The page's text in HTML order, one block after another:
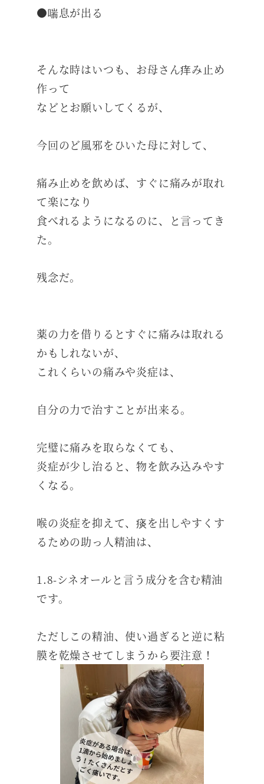
●喘息が出る
そんな時はいつも、お母さん痒み止め
作って
などとお願いしてくるが、
今回のど風邪をひいた母に対して、
痛み止めを飲めば、すぐに痛みが取れ
て楽になり
食べれるようになるのに、と言ってき
た。
残念だ。
薬の力を借りるとすぐに痛みは取れる
かもしれないが、
これくらいの痛みや炎症は、
自分の力で治すことが出来る。
完璧に痛みを取らなくても、
炎症が少し治ると、物を飲み込みやす
くなる。
喉の炎症を抑えて、痰を出しやすくす
るための助っ人精油は、
1.8-シネオールと言う成分を含む精油
です。
ただしこの精油、使い過ぎると逆に粘
膜を乾燥させてしまうから要注意！